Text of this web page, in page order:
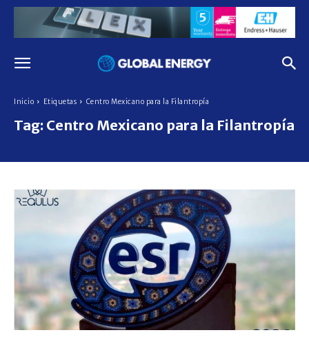
Inicio Etiquetas Centro Mexicano para la Filantropía
Tag: Centro Mexicano para la Filantropía